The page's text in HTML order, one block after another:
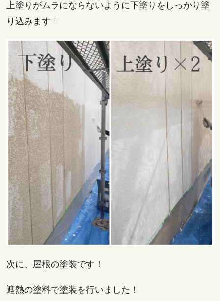
上塗りがムラにならないように下塗りをしっかり塗
り込みます！
次に、屋根の塗装です！
遮熱の塗料で塗装を行いました！